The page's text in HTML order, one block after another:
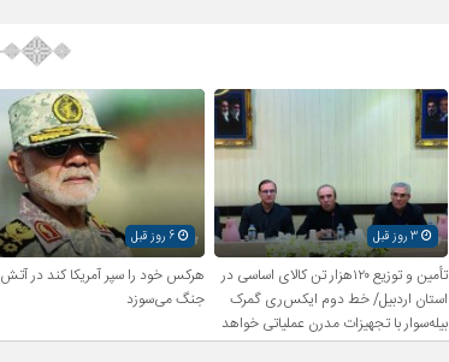
3 روز قبل
تأمین و توزیع ۱۲۰هزار تن کالای اساسی در
استان اردبیل/ خط دوم ایکس‌ری گمرک
بیله‌سوار با تجهیزات مدرن عملیاتی خواهد
شد
6 روز قبل
هرکس خود را سپر آمریکا کند در آتش
جنگ می‌سوزد